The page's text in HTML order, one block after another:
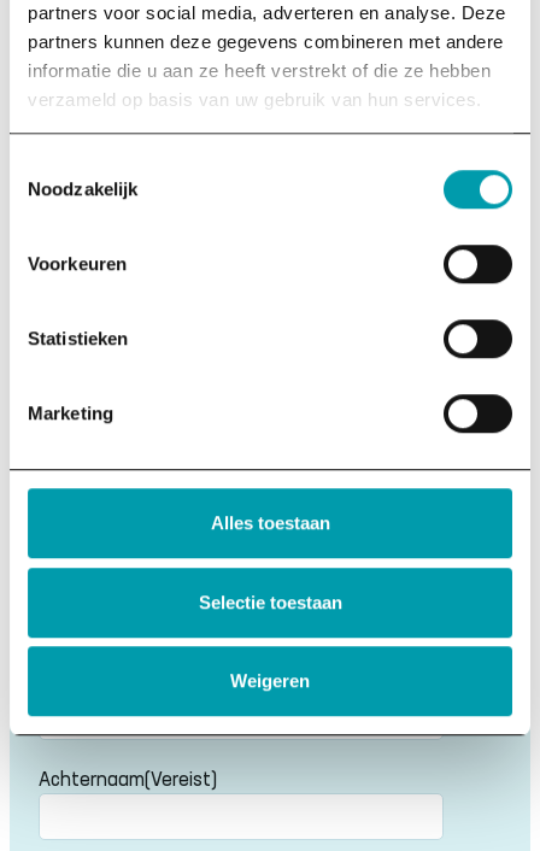
partners voor social media, adverteren en analyse. Deze
partners kunnen deze gegevens combineren met andere
informatie die u aan ze heeft verstrekt of die ze hebben
verzameld op basis van uw gebruik van hun services.
Noodzakelijk
Voorkeuren
Statistieken
Marketing
Alles toestaan
Selectie toestaan
Weigeren
kennis over impact, om effectief bij te dragen aan een
fijne, menselijke toekomst.
info@thinkbigactnow.org
KvK 75385848
Over ons
Onze missie
Krijg tips over duurzaamheid direct in je mailbox.
Achternaam(Vereist)